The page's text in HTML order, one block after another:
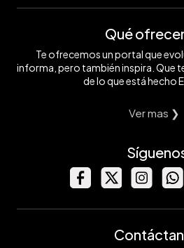
Qué
Te ofrecemos un portal que
informa, pero también inspira. Que
de lo que está hecho
Ver mas ❯